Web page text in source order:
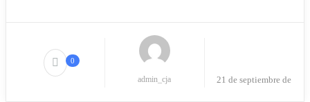
0
admin_cja 21 de septiembre de